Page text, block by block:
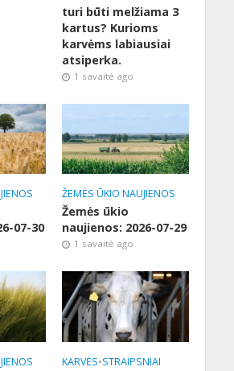
turi būti melžiama 3
kartus? Kurioms
karvėms labiausiai
atsiperka.
1 savaitė ago
07-30
ŽEMĖS ŪKIO NAUJIENOS
Žemės ūkio
naujienos: 2026-07-29
1 savaitė ago
KARVĖS•STRAIPSNIAI